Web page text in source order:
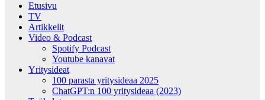
Etusivu
TV
Artikkelit
Video & Podcast
Spotify Podcast
Youtube kanavat
Yritysideat
100 parasta yritysideaa 2025
ChatGPT:n 100 yritysideaa (2023)